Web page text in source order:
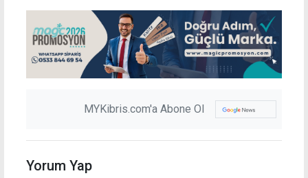
MYKibris.com'a Abone Ol
Yorum Yap